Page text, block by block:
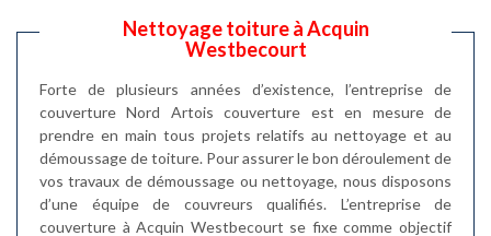
Nettoyage toiture à Acquin
Westbecourt
Forte de plusieurs années d’existence, l’entreprise de
couverture Nord Artois couverture est en mesure de
prendre en main tous projets relatifs au nettoyage et au
démoussage de toiture. Pour assurer le bon déroulement de
vos travaux de démoussage ou nettoyage, nous disposons
d’une équipe de couvreurs qualifiés. L’entreprise de
couverture à Acquin Westbecourt se fixe comme objectif